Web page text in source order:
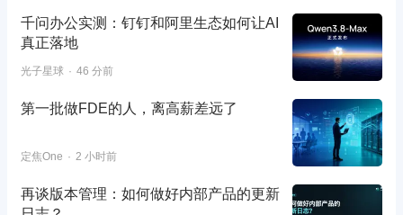
千问办公实测：钉钉和阿里生态如何让AI
真正落地
光子星球 46 分前
第一批做FDE的人，离高薪差远了
定焦One 2 小时前
再谈版本管理：如何做好内部产品的更新